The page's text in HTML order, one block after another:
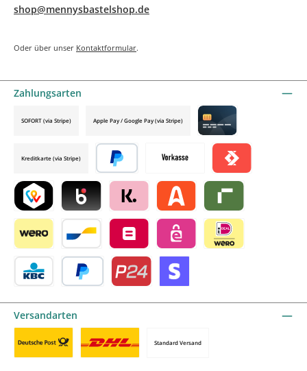
shop@mennysbastelshop.de
Oder über unser Kontaktformular.
Zahlungsarten
Vorkasse Satispay by mollie
TWINT by mollieBlik by mollieKlarna by mollieAlma by mollieRiverty by mollie
Wero Bancontact by mollie
Belfius by mollieeps by mollie
SOFORT (via Stripe) Apple Pay / Google Pay (via Stripe)
Credit card by mollie
Kreditkarte (via Stripe)
Später bezahlen
Versandarten
Standard Versand